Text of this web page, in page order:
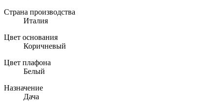
Страна производства
Италия
Цвет основания
Коричневый
Цвет плафона
Белый
Назначение
Дача